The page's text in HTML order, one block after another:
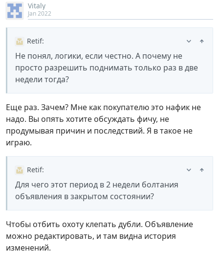
Vitaly
Jan 2022
Retif:
Не понял, логики, если честно. А почему не
просто разрешить поднимать только раз в две
недели тогда?
Еще раз. Зачем? Мне как покупателю это нафик не
надо. Вы опять хотите обсуждать фичу, не
продумывая причин и последствий. Я в такое не
играю.
Retif:
Для чего этот период в 2 недели болтания
объявления в закрытом состоянии?
Чтобы отбить охоту клепать дубли. Объявление
можно редактировать, и там видна история
изменений.